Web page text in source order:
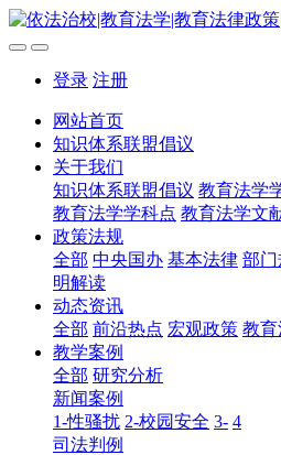
登录 注册
网站首页
知识体系联盟倡议
关于我们
知识体系联盟倡议 教育法学
教育法学学科点 教育法学文
政策法规
全部 中央国办 基本法律 部
明解读
动态资讯
全部 前沿热点 宏观政策 教
教学案例
全部 研究分析
新闻案例
1-性骚扰 2-校园安全 3- 4
司法判例